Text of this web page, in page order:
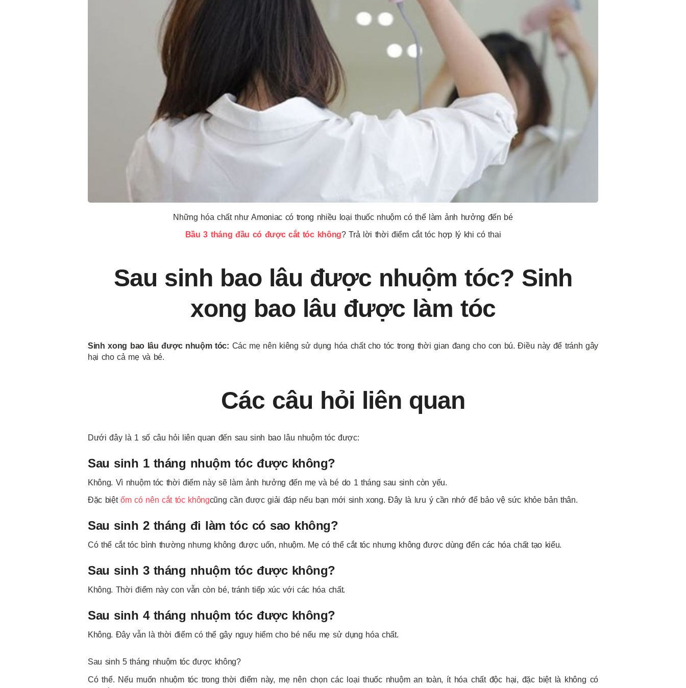
Những hóa chất như Amoniac có trong nhiều loại thuốc nhuộm có thể làm ảnh hưởng đến bé
Bầu 3 tháng đầu có được cắt tóc không? Trả lời thời điểm cắt tóc hợp lý khi có thai
Sau sinh bao lâu được nhuộm tóc? Sinh
xong bao lâu được làm tóc
Sinh xong bao lâu được nhuộm tóc: Các mẹ nên kiêng sử dụng hóa chất cho tóc trong thời gian đang cho con bú. Điều này để tránh gây
hại cho cả mẹ và bé.
Các câu hỏi liên quan
Dưới đây là 1 số câu hỏi liên quan đến sau sinh bao lâu nhuộm tóc được:
Sau sinh 1 tháng nhuộm tóc được không?
Không. Vì nhuộm tóc thời điểm này sẽ làm ảnh hưởng đến mẹ và bé do 1 tháng sau sinh còn yếu.
Đặc biệtốm có nên cắt tóc khôngcũng cần được giải đáp nếu bạn mới sinh xong. Đây là lưu ý cần nhớ để bảo vệ sức khỏe bản thân.
Sau sinh 2 tháng đi làm tóc có sao không?
Có thể cắt tóc bình thường nhưng không được uốn, nhuộm. Mẹ có thể cắt tóc nhưng không được dùng đến các hóa chất tạo kiểu.
Sau sinh 3 tháng nhuộm tóc được không?
Không. Thời điểm này con vẫn còn bé, tránh tiếp xúc với các hóa chất.
Sau sinh 4 tháng nhuộm tóc được không?
Không. Đây vẫn là thời điểm có thể gây nguy hiểm cho bé nếu mẹ sử dụng hóa chất.
Sau sinh 5 tháng nhuộm tóc được không?
Có thể. Nếu muốn nhuộm tóc trong thời điểm này, mẹ nên chọn các loại thuốc nhuộm an toàn, ít hóa chất độc hại, đặc biệt là không có